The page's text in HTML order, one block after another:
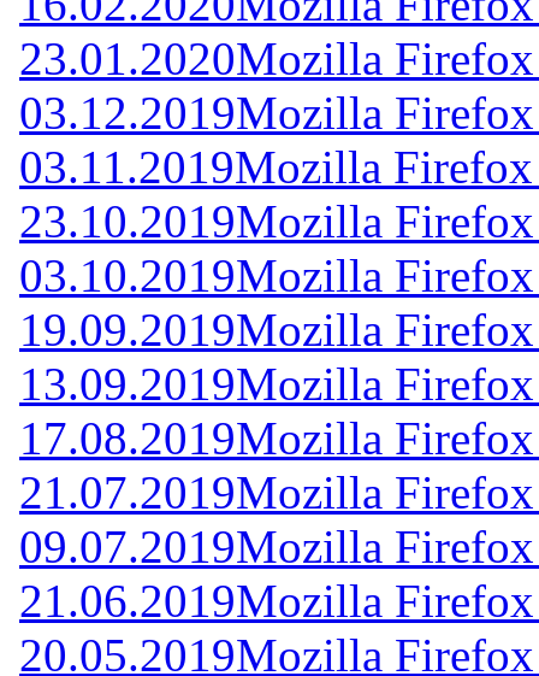
23.01.2020Mozilla
03.12.2019Mozilla
03.11.2019Mozilla
23.10.2019Mozilla
03.10.2019Mozilla
19.09.2019Mozilla
13.09.2019Mozilla
17.08.2019Mozilla
21.07.2019Mozilla
09.07.2019Mozilla
21.06.2019Mozilla
20.05.2019Mozilla